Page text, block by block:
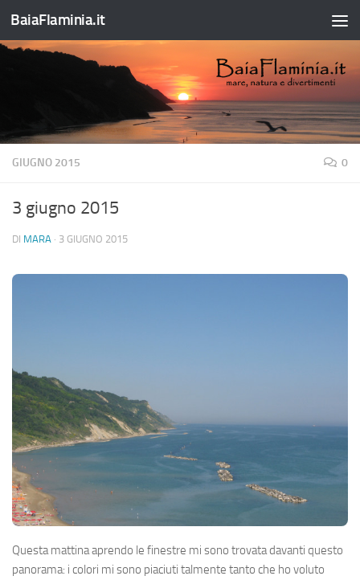
Salta al contenuto
BaiaFlaminia.it
GIUGNO 2015 0
3 giugno 2015
DI MARA · 3 GIUGNO 2015
Questa mattina aprendo le finestre mi sono trovata davanti questo
panorama: i colori mi sono piaciuti talmente tanto che ho voluto